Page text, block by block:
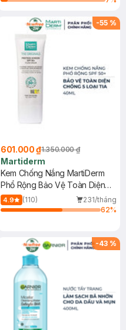
-55 %
601.000 ₫1.350.000 ₫
Martiderm
Kem Chống Nắng MartiDerm
Phổ Rộng Bảo Vệ Toàn Diện
40ml
4.9 (110)
231/tháng
62%
-43 %